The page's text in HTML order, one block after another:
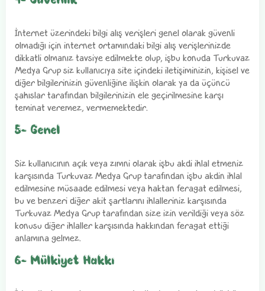
İnternet üzerindeki bilgi alış verişleri genel olarak güvenli
olmadığı için internet ortamındaki bilgi alış verişlerinizde
dikkatli olmanız tavsiye edilmekte olup, işbu konuda Turkuvaz
Medya Grup siz kullanıcıya site içindeki iletişiminizin, kişisel ve
diğer bilgilerinizin güvenliğine ilişkin olarak ya da üçüncü
şahıslar tarafından bilgilerinizin ele geçirilmesine karşı
teminat veremez, vermemektedir.
5- Genel
Siz kullanıcının açık veya zımni olarak işbu akdi ihlal etmeniz
karşısında Turkuvaz Medya Grup tarafından işbu akdin ihlal
edilmesine müsaade edilmesi veya haktan feragat edilmesi,
bu ve benzeri diğer akit şartlarını ihlalleriniz karşısında
Turkuvaz Medya Grup tarafından size izin verildiği veya söz
konusu diğer ihlaller karşısında hakkından feragat ettiği
anlamına gelmez.
6- Mülkiyet Hakkı